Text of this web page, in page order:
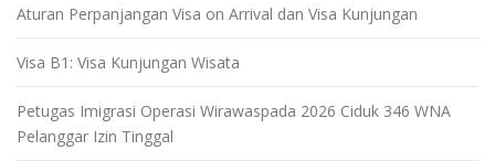
Aturan Perpanjangan Visa on Arrival dan Visa Kunjungan
Visa B1: Visa Kunjungan Wisata
Petugas Imigrasi Operasi Wirawaspada 2026 Ciduk 346 WNA
Pelanggar Izin Tinggal